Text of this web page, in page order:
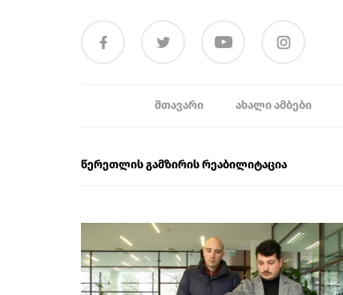
ᲛᲗᲐᲕᲐᲠᲘ ᲐᲮᲐᲚᲘ ᲐᲛᲑᲔᲑᲘ
წერეთლის გამზირის რეაბილიტაცია